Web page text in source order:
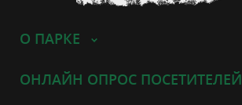
О ПАРКЕ
ОНЛАЙН ОПРОС ПОСЕТИТЕЛЕЙ